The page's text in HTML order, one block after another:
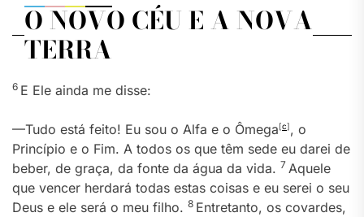
O NOVO CÉU E A NOVA
TERRA
6 E Ele ainda me disse:
—Tudo está feito! Eu sou o Alfa e o Ômega[c], o
Princípio e o Fim. A todos os que têm sede eu darei de
beber, de graça, da fonte da água da vida. 7 Aquele
que vencer herdará todas estas coisas e eu serei o seu
Deus e ele será o meu filho. 8 Entretanto, os covardes,